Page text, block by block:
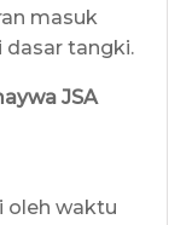
masuk
tangki.
JSA
oleh waktu